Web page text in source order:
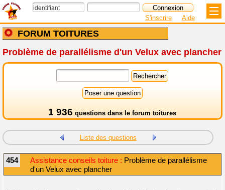
FORUM TOITURES
S'inscrire Aide
Problème de parallélisme d'un Velux avec plancher
1 936 questions dans le forum toitures
Liste des questions
454 Assistance conseils toiture : Problème de parallélisme
d'un Velux avec plancher